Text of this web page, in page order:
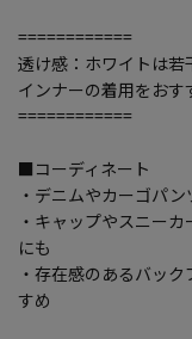
============
透け感：ホワイトは若
インナーの着用をおす
============
■コーディネート
・デニムやカーゴパ
・キャップやスニー
にも
・存在感のあるバッ
すめ